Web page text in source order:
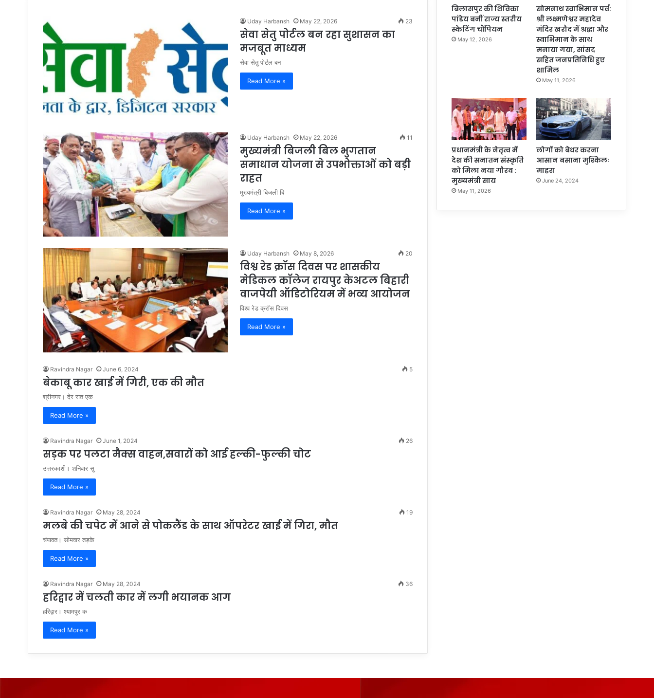
Uday Harbansh May 22, 2026 23
सेवा सेतु पोर्टल बन रहा सुशासन का
मजबूत माध्यम
सेवा सेतु पोर्टल बन
Read More »
Uday Harbansh May 22, 2026 11
मुख्यमंत्री बिजली बिल भुगतान
समाधान योजना से उपभोक्ताओं को बड़ी
राहत
मुख्यमंत्री बिजली बि
Read More »
Uday Harbansh May 8, 2026 20
विश्व रेड क्रॉस दिवस पर शासकीय
मेडिकल कॉलेज रायपुर केअटल बिहारी
वाजपेयी ऑडिटोरियम में भव्य आयोजन
विश्व रेड क्रॉस दिवस
Read More »
Ravindra Nagar June 6, 2024 5
बेकाबू कार खाई में गिरी, एक की मौत
श्रीनगर। देर रात एक
Read More »
Ravindra Nagar June 1, 2024 26
सड़क पर पलटा मैक्स वाहन,सवारों को आई हल्की-फुल्की चोट
उत्तरकाशी। शनिवार सु
Read More »
Ravindra Nagar May 28, 2024 19
मलबे की चपेट में आने से पोकलैंड के साथ ऑपरेटर खाई में गिरा, मौत
चंपावत। सोमवार तड़के
Read More »
Ravindra Nagar May 28, 2024 36
हरिद्वार में चलती कार में लगी भयानक आग
हरिद्वार। श्यामपुर क
Read More »
बिलासपुर की शिविका
पांडेय बनीं राज्य स्तरीय
स्केटिंग चौंपियन
May 12, 2026
सोमनाथ स्वाभिमान पर्व:
श्री लक्ष्मणेश्वर महादेव
मंदिर खरौद में श्रद्धा और
स्वाभिमान के साथ
मनाया गया, सांसद
सहित जनप्रतिनिधि हुए
शामिल
May 11, 2026
प्रधानमंत्री के नेतृत्व में
देश की सनातन संस्कृति
को मिला नया गौरव :
मुख्यमंत्री साय
May 11, 2026
लोगों को बेधर करना
आसान बसाना मुश्किलः
माहरा
June 24, 2024